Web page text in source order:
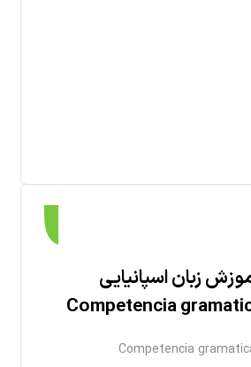
زبان اسپانیایی
Competencia